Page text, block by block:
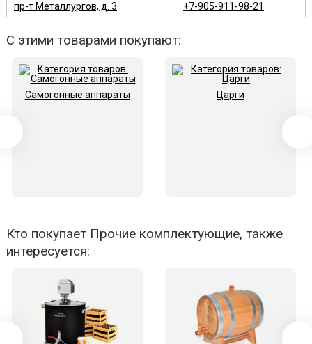
пр-т Металлургов, д. 3
+7-905-911-98-21
С этими товарами покупают:
Самогонные аппараты Царги
Кто покупает Прочие комплектующие, также
интересуется: